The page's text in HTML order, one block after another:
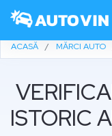
ACASĂ MĂRCI AUTO
ISTORIC